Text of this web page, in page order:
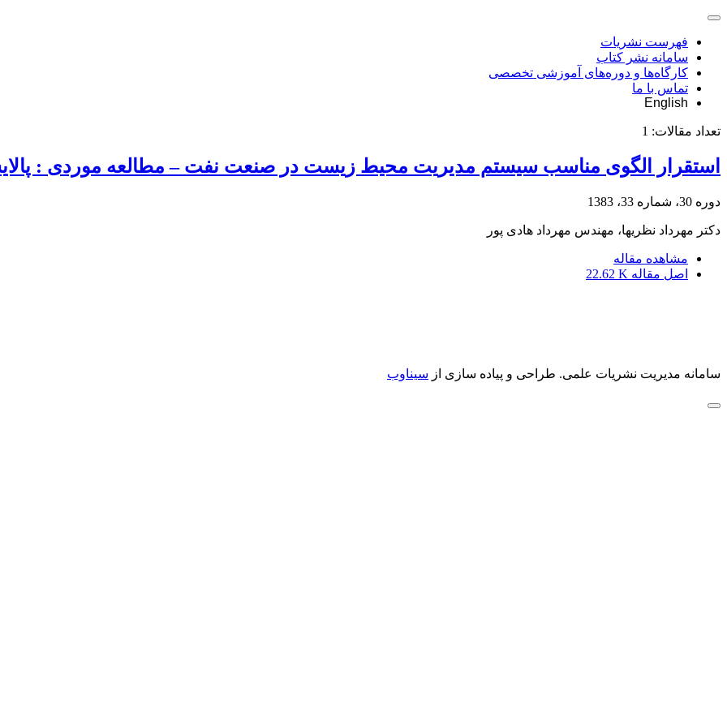
فهرست نشریات
سامانه نشر کتاب
کارگاه‌ها و دوره‌های آموزشی تخصصی
تماس با ما
English
تعداد مقالات: 1
استقرار الگوی مناسب سیستم مدیریت محیط زیست در صنعت نفت – مطالعه موردی :
دوره 30، شماره 33، 1383
دکتر مهرداد نظریها، مهندس مهرداد هادی پور
مشاهده مقاله
اصل مقاله 22.62 K
سامانه مدیریت نشریات علمی. طراحی و پیاده سازی از سیناوب